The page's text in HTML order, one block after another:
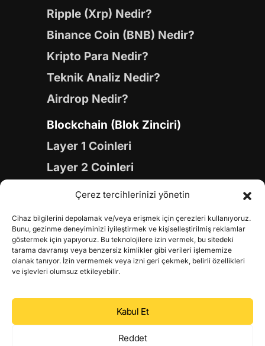
Çerez tercihlerinizi yönetin
Cihaz bilgilerini depolamak ve/veya erişmek için çerezleri kullanıyoruz.
Bunu, gezinme deneyiminizi iyileştirmek ve kişiselleştirilmiş reklamlar
göstermek için yapıyoruz. Bu teknolojilere izin vermek, bu sitedeki
tarama davranışı veya benzersiz kimlikler gibi verileri işlememize
olanak tanıyor. İzin vermemek veya izni geri çekmek, belirli özellikleri
ve işlevleri olumsuz etkileyebilir.
Kabul Et
Reddet
Ripple (Xrp) Nedir?
Binance Coin (BNB) Nedir?
Kripto Para Nedir?
Teknik Analiz Nedir?
Airdrop Nedir?
Blockchain (Blok Zinciri)
Layer 1 Coinleri
Layer 2 Coinleri
Yapay Zeka (AI) Coinleri
Gaming Coinleri
RWA Coinleri
DeFi Coinleri
DePIN Coinleri
Metaverse Coinleri
Web 3.0 Coinleri